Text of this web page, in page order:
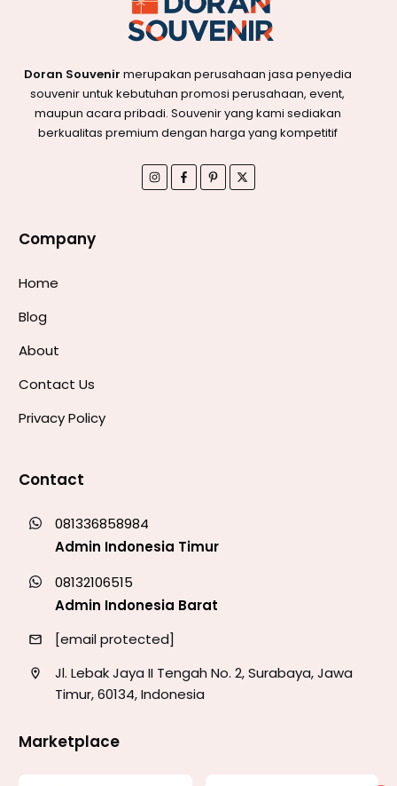
Doran Souvenir merupakan perusahaan jasa penyedia
souvenir untuk kebutuhan promosi perusahaan, event,
maupun acara pribadi. Souvenir yang kami sediakan
berkualitas premium dengan harga yang kompetitif
Company
Home
Blog
About
Contact Us
Privacy Policy
Contact
081336858984
Admin Indonesia Timur
08132106515
Admin Indonesia Barat
[email protected]
Jl. Lebak Jaya II Tengah No. 2, Surabaya, Jawa
Timur, 60134, Indonesia
Marketplace